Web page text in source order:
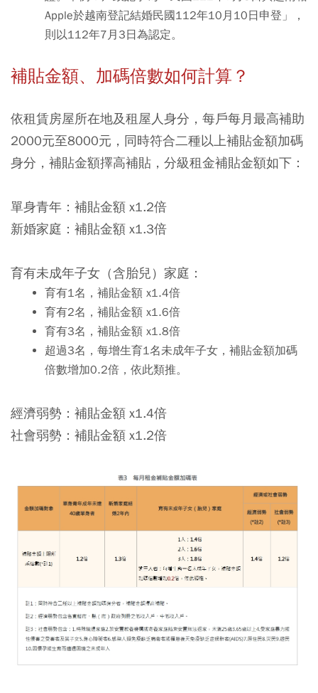
Apple於越南登記結婚民國112年10月10日申登」，
則以112年7月3日為認定。
補貼金額、加碼倍數如何計算？
依租賃房屋所在地及租屋人身分，每戶每月最高補助
2000元至8000元，同時符合二種以上補貼金額加碼
身分，補貼金額擇高補貼，分級租金補貼金額如下：
單身青年：補貼金額 x1.2倍
新婚家庭：補貼金額 x1.3倍
育有未成年子女（含胎兒）家庭：
育有1名，補貼金額 x1.4倍
育有2名，補貼金額 x1.6倍
育有3名，補貼金額 x1.8倍
超過3名，每增生育1名未成年子女，補貼金額加碼
倍數增加0.2倍，依此類推。
經濟弱勢： 補貼金額 x1.4倍
社會弱勢： 補貼金額 x1.2倍